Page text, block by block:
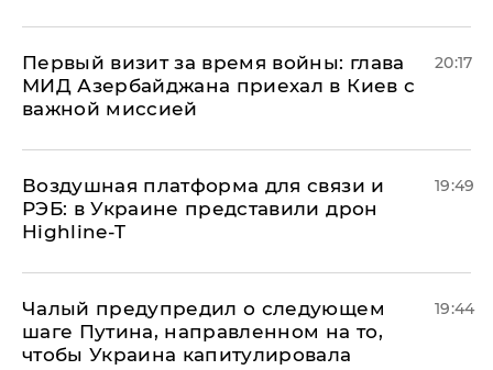
Первый визит за время войны: глава
МИД Азербайджана приехал в Киев с
важной миссией
20:17
Воздушная платформа для связи и
РЭБ: в Украине представили дрон
Highline-T
19:49
Чалый предупредил о следующем
шаге Путина, направленном на то,
чтобы Украина капитулировала
19:44